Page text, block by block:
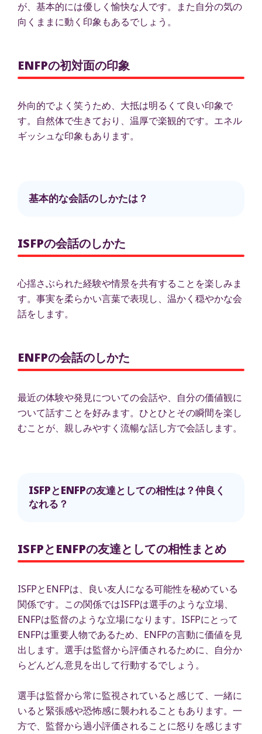
が、基本的には優しく愉快な人です。また自分の気の
向くままに動く印象もあるでしょう。
ENFPの初対面の印象
外向的でよく笑うため、大抵は明るくて良い印象で
す。自然体で生きており、温厚で楽観的です。エネル
ギッシュな印象もあります。
基本的な会話のしかたは？
ISFPの会話のしかた
心揺さぶられた経験や情景を共有することを楽しみま
す。事実を柔らかい言葉で表現し、温かく穏やかな会
話をします。
ENFPの会話のしかた
最近の体験や発見についての会話や、自分の価値観に
ついて話すことを好みます。ひとひとその瞬間を楽し
むことが、親しみやすく流暢な話し方で会話します。
ISFPとENFPの友達としての相性は？仲良く
なれる？
ISFPとENFPの友達としての相性まとめ
ISFPとENFPは、良い友人になる可能性を秘めている
関係です。この関係ではISFPは選手のような立場、
ENFPは監督のような立場になります。ISFPにとって
ENFPは重要人物であるため、ENFPの言動に価値を見
出します。選手は監督から評価されるために、自分か
らどんどん意見を出して行動するでしょう。
選手は監督から常に監視されていると感じて、一緒に
いると緊張感や恐怖感に襲われることもあります。一
方で、監督から過小評価されることに怒りを感じます